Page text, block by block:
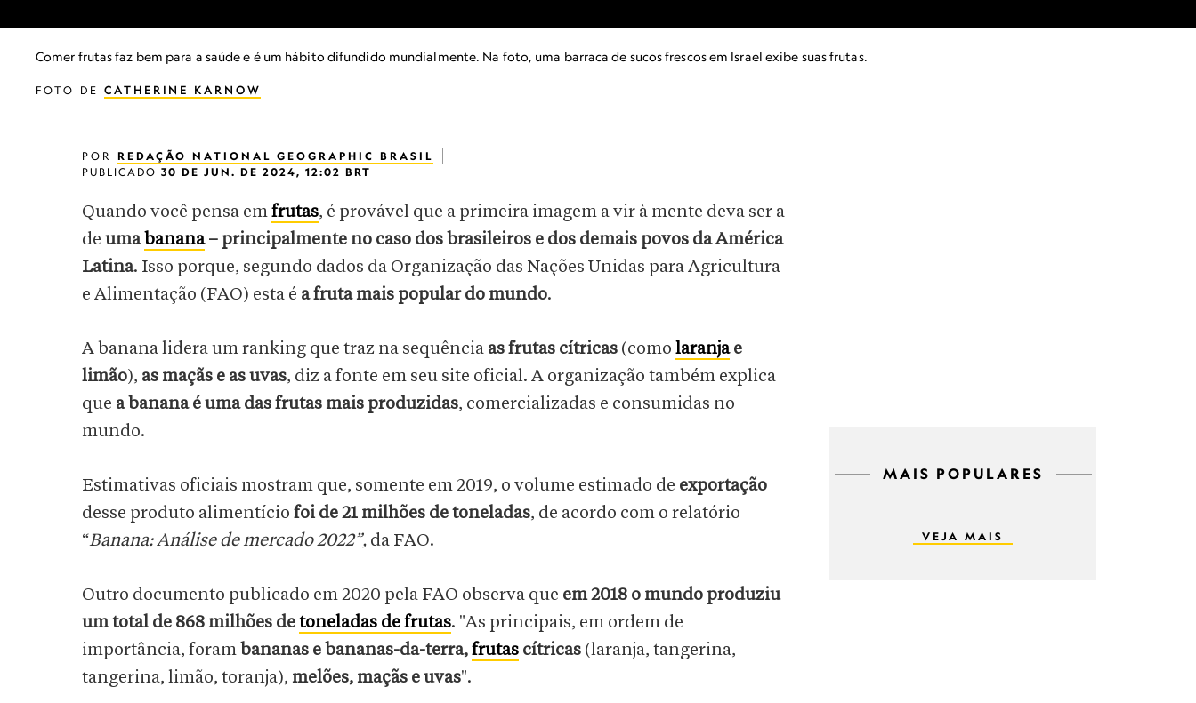
Comer frutas faz bem para a saúde e é um hábito difundido mundialmente. Na foto, uma barraca de sucos frescos em Israel exibe suas frutas.
FOTO DE CATHERINE KARNOW
POR REDAÇÃO NATIONAL GEOGRAPHIC BRASIL
PUBLICADO 30 DE JUN. DE 2024, 12:02 BRT
Quando você pensa emfrutas, é provável que a primeira imagem a vir à mente deva ser a
de uma banana– principalmente no caso dos brasileiros e dos demais povos da América
Latina. Isso porque, segundo dados da Organização das Nações Unidas para Agricultura
e Alimentação (FAO) esta é a fruta mais popular do mundo.
A banana lidera um ranking que traz na sequência as frutas cítricas (como laranjae
limão), as maçãs e as uvas, diz a fonte em seu site oficial. A organização também explica
que a banana é uma das frutas mais produzidas, comercializadas e consumidas no
mundo.
Estimativas oficiais mostram que, somente em 2019, o volume estimado de exportação
desse produto alimentício foi de 21 milhões de toneladas, de acordo com o relatório
“Banana: Análise de mercado 2022”, da FAO.
Outro documento publicado em 2020 pela FAO observa que em 2018 o mundo produziu
um total de 868 milhões detoneladas de frutas. "As principais, em ordem de
importância, foram bananas e bananas-da-terra,frutas cítricas (laranja, tangerina,
tangerina, limão, toranja), melões, maçãs e uvas".
MAIS POPULARES
VEJA MAIS